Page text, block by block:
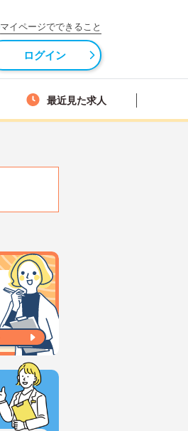
マイページでできること
ログイン
最近見た求人